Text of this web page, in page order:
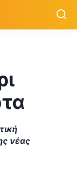
νέας